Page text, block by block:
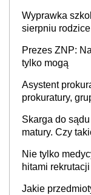
Wyprawka
sierpniu
ponad 1 tys. zł
Prezes ZNP:
tylko mogą
Asystent
prokuratury,
Skarga do
matury. Czy
Nie tylko
hitami
Jakie